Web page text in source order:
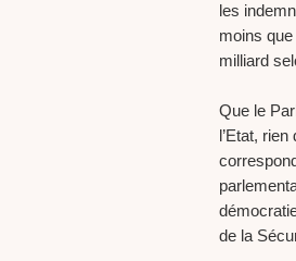
les
moins
milliard
Que le
l’Etat,
de la